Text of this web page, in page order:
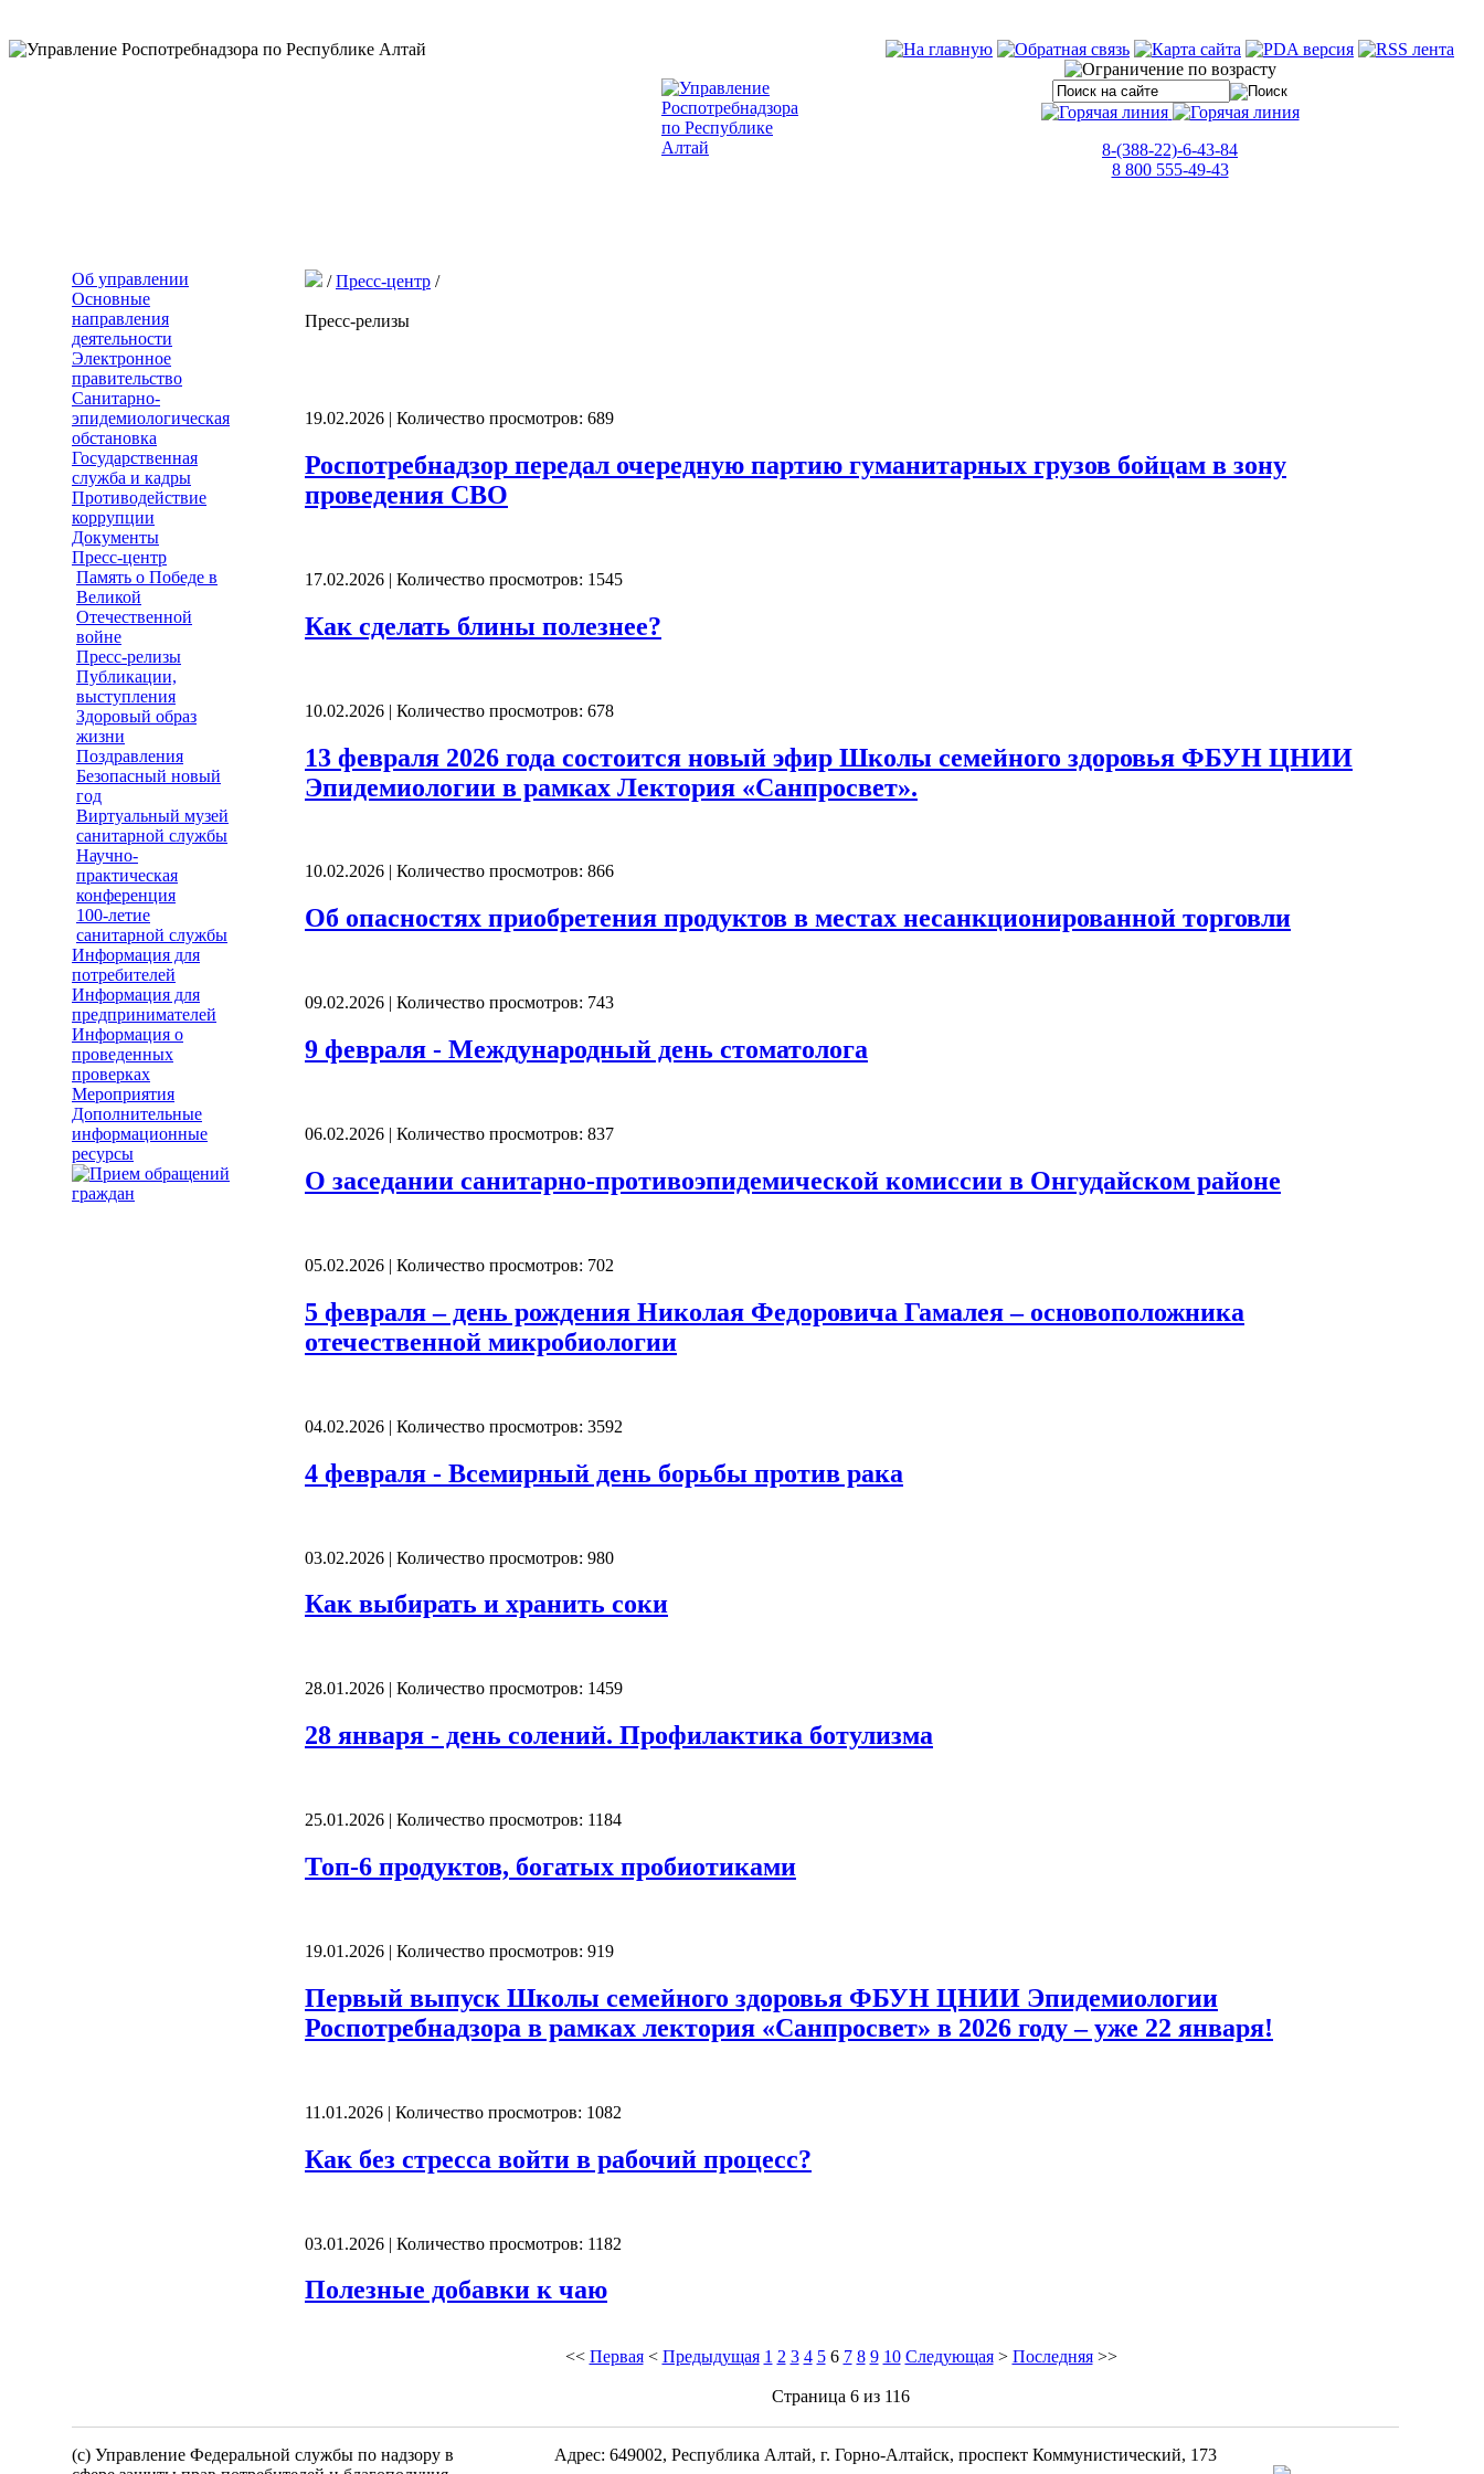
8-(388-22)-6-43-84
8 800 555-49-43
Об управлении
Основные
направления
деятельности
Электронное
правительство
Санитарно-
эпидемиологическая
обстановка
Государственная
служба и кадры
Противодействие
коррупции
Документы
Пресс-центр
Память о Победе в
Великой
Отечественной
войне
Пресс-релизы
Публикации,
выступления
Здоровый образ
жизни
Поздравления
Безопасный новый
год
Виртуальный музей
санитарной службы
Научно-
практическая
конференция
100-летие
санитарной службы
Информация для
потребителей
Информация для
предпринимателей
Информация о
проведенных
проверках
Мероприятия
Дополнительные
информационные
ресурсы
/Пресс-центр /
Пресс-релизы
19.02.2026 | Количество просмотров: 689
Роспотребнадзор передал очередную партию гуманитарных грузов бойцам в зону
проведения СВО
17.02.2026 | Количество просмотров: 1545
Как сделать блины полезнее?
10.02.2026 | Количество просмотров: 678
13 февраля 2026 года состоится новый эфир Школы семейного здоровья ФБУН ЦНИИ
Эпидемиологии в рамках Лектория «Санпросвет».
10.02.2026 | Количество просмотров: 866
Об опасностях приобретения продуктов в местах несанкционированной торговли
09.02.2026 | Количество просмотров: 743
9 февраля - Международный день стоматолога
06.02.2026 | Количество просмотров: 837
О заседании санитарно-противоэпидемической комиссии в Онгудайском районе
05.02.2026 | Количество просмотров: 702
5 февраля – день рождения Николая Федоровича Гамалея – основоположника
отечественной микробиологии
04.02.2026 | Количество просмотров: 3592
4 февраля - Всемирный день борьбы против рака
03.02.2026 | Количество просмотров: 980
Как выбирать и хранить соки
28.01.2026 | Количество просмотров: 1459
28 января - день солений. Профилактика ботулизма
25.01.2026 | Количество просмотров: 1184
Топ-6 продуктов, богатых пробиотиками
19.01.2026 | Количество просмотров: 919
Первый выпуск Школы семейного здоровья ФБУН ЦНИИ Эпидемиологии
Роспотребнадзора в рамках лектория «Санпросвет» в 2026 году – уже 22 января!
11.01.2026 | Количество просмотров: 1082
Как без стресса войти в рабочий процесс?
03.01.2026 | Количество просмотров: 1182
Полезные добавки к чаю
<< Первая< Предыдущая 1 2 3 4 5 6 7 8 9 10 Следующая> Последняя>>
Страница 6 из 116
(c) Управление Федеральной службы по надзору в
Адрес: 649002, Республика Алтай, г. Горно-Алтайск, проспект Коммунистический, 173